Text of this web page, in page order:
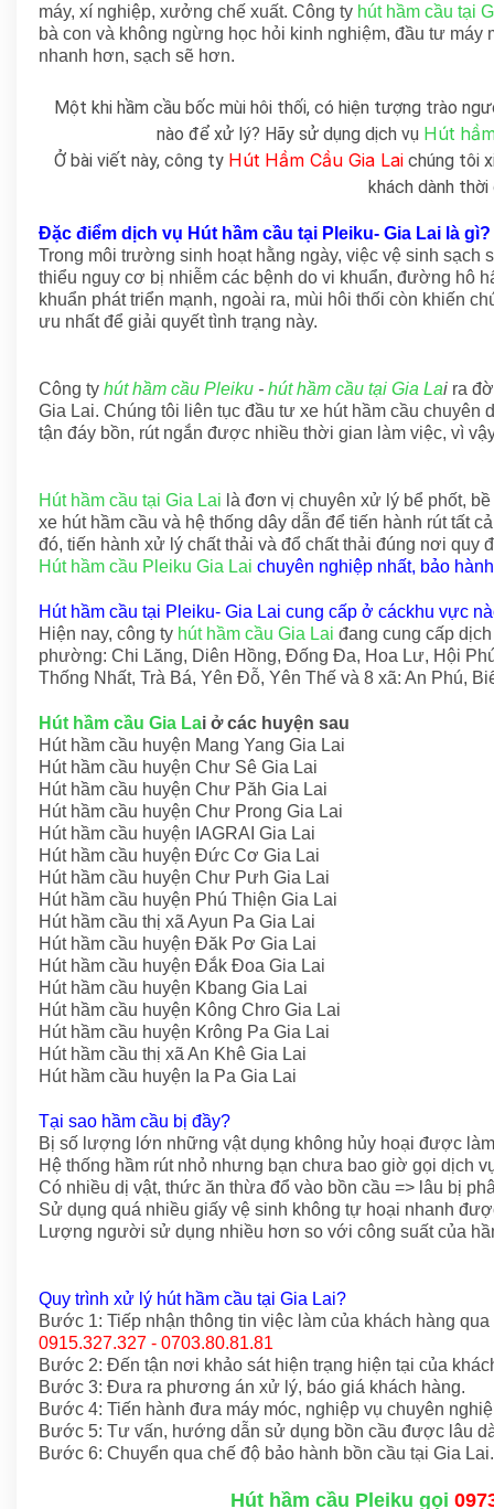
máy, xí nghiệp, xưởng chế xuất. Công ty hút hầm cầu tại
bà con và không ngừng học hỏi kinh nghiệm, đầu tư
nhanh hơn, sạch sẽ hơn.
Một khi hầm cầu bốc mùi hôi thối, có hiện tượng trào
nào để xử lý? Hãy sử dụng dịch vụ Hút
Ở bài viết này, công ty Hút Hầm Cầu Gia Lai chúng tôi
khách dành thời
Đặc điểm dịch vụ Hút hầm cầu tại Pleiku- Gia Lai là gì?
Trong môi trường sinh hoạt hằng ngày, việc vệ sinh
thiểu nguy cơ bị nhiễm các bệnh do vi khuẩn, đường hô
khuẩn phát triển mạnh, ngoài ra, mùi hôi thối còn khiến
ưu nhất để giải quyết tình trạng này.
Công ty hút hầm cầu Pleiku - hút hầm cầu tại Gia Lai ra
Gia Lai. Chúng tôi liên tục đầu tư xe hút hầm cầu chuyên
tận đáy bồn, rút ngắn được nhiều thời gian làm việc, vì
Hút hầm cầu tại Gia Lai là đơn vị chuyên xử lý bể phốt,
xe hút hầm cầu và hệ thống dây dẫn để tiến hành rút tất
đó, tiến hành xử lý chất thải và đổ chất thải đúng nơi quy
Hút hầm cầu Pleiku Gia Lai chuyên nghiệp nhất, bảo
Hút hầm cầu tại Pleiku- Gia Lai cung cấp ở cáckhu vực
Hiện nay, công ty hút hầm cầu Gia Lai đang cung cấp
phường: Chi Lăng, Diên Hồng, Đống Đa, Hoa Lư, Hội
Thống Nhất, Trà Bá, Yên Đỗ, Yên Thế và 8 xã: An Phú,
Hút hầm cầu Gia Lai ở các huyện sau
Hút hầm cầu huyện Mang Yang Gia Lai
Hút hầm cầu huyện Chư Sê Gia Lai
Hút hầm cầu huyện Chư Păh Gia Lai
Hút hầm cầu huyện Chư Prong Gia Lai
Hút hầm cầu huyện IAGRAI Gia Lai
Hút hầm cầu huyện Đức Cơ Gia Lai
Hút hầm cầu huyện Chư Pưh Gia Lai
Hút hầm cầu huyện Phú Thiện Gia Lai
Hút hầm cầu thị xã Ayun Pa Gia Lai
Hút hầm cầu huyện Đăk Pơ Gia Lai
Hút hầm cầu huyện Đắk Đoa Gia Lai
Hút hầm cầu huyện Kbang Gia Lai
Hút hầm cầu huyện Kông Chro Gia Lai
Hút hầm cầu huyện Krông Pa Gia Lai
Hút hầm cầu thị xã An Khê Gia Lai
Hút hầm cầu huyện Ia Pa Gia Lai
Tại sao hầm cầu bị đầy?
Bị số lượng lớn những vật dụng không hủy hoại được
Hệ thống hầm rút nhỏ nhưng bạn chưa bao giờ gọi dịch
Có nhiều dị vật, thức ăn thừa đổ vào bồn cầu => lâu bị
Sử dụng quá nhiều giấy vệ sinh không tự hoại nhanh
Lượng người sử dụng nhiều hơn so với công suất của
Quy trình xử lý hút hầm cầu tại Gia Lai?
Bước 1: Tiếp nhận thông tin việc làm của khách hàng
0915.327.327 - 0703.80.81.81
Bước 2: Đến tận nơi khảo sát hiện trạng hiện tại của
Bước 3: Đưa ra phương án xử lý, báo giá khách hàng.
Bước 4: Tiến hành đưa máy móc, nghiệp vụ chuyên
Bước 5: Tư vấn, hướng dẫn sử dụng bồn cầu được lâu
Bước 6: Chuyển qua chế độ bảo hành bồn cầu tại Gia Lai.
Hút hầm cầu Pleiku gọi